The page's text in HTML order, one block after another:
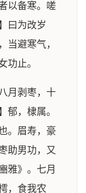
以备寒。嗟
曰为改岁
当避寒气，
功止。
月剥枣，十
郁，棣属。
。眉寿，豪
助男功，又
雅》。七月
，食我农